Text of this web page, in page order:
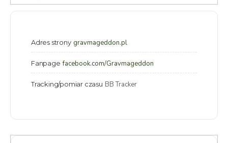
Adres strony gravmageddon.pl
Fanpage facebook.com/Gravmageddon
Tracking/pomiar czasu BB Tracker